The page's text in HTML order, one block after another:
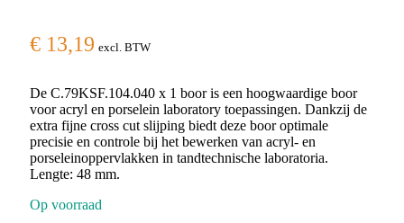
€ 13,19 excl. BTW
De C.79KSF.104.040 x 1 boor is een hoogwaardige boor
voor acryl en porselein laboratory toepassingen. Dankzij de
extra fijne cross cut slijping biedt deze boor optimale
precisie en controle bij het bewerken van acryl- en
porseleinoppervlakken in tandtechnische laboratoria.
Lengte: 48 mm.
Op voorraad